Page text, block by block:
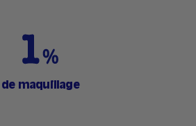
de maquillage